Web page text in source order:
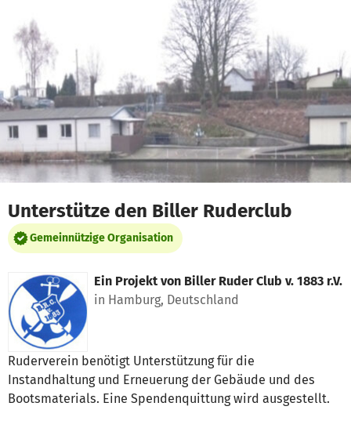
Erklärung zur Barrierefreiheit anzeigen
Unterstütze den Biller Ruderclub
Gemeinnützige Organisation
Ein Projekt von Biller Ruder Club v. 1883 r.V.
in Hamburg, Deutschland
Ruderverein benötigt Unterstützung für die
Instandhaltung und Erneuerung der Gebäude und des
Bootsmaterials. Eine Spendenquittung wird ausgestellt.